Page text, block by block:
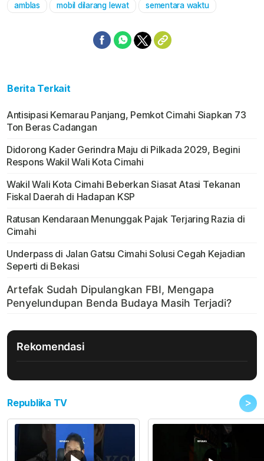
amblas mobil dilarang lewat sementara waktu
Berita Terkait
Antisipasi Kemarau Panjang, Pemkot Cimahi Siapkan 73
Ton Beras Cadangan
Didorong Kader Gerindra Maju di Pilkada 2029, Begini
Respons Wakil Wali Kota Cimahi
Wakil Wali Kota Cimahi Beberkan Siasat Atasi Tekanan
Fiskal Daerah di Hadapan KSP
Ratusan Kendaraan Menunggak Pajak Terjaring Razia di
Cimahi
Underpass di Jalan Gatsu Cimahi Solusi Cegah Kejadian
Seperti di Bekasi
Rekomendasi
Republika TV >